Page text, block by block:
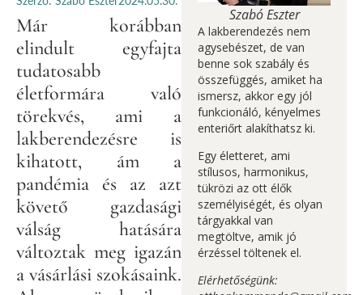
Már korábban
elindult egyfajta
tudatosabb
életformára való
törekvés, ami a
lakberendezésre is
kihatott, ám a
pandémia és az azt
követő gazdasági
válság hatására
változtak meg igazán
a vásárlási szokásaink.
Szabó Eszter
A lakberendezés nem
agysebészet, de van
benne sok szabály és
összefüggés, amiket ha
ismersz, akkor egy jól
funkcionáló, kényelmes
enteriőrt alakíthatsz ki.
Egy életteret, ami
stílusos, harmonikus,
tükrözi az ott élők
személyiségét, és olyan
tárgyakkal van
megtöltve, amik jó
érzéssel töltenek el.
Elérhetőségünk: